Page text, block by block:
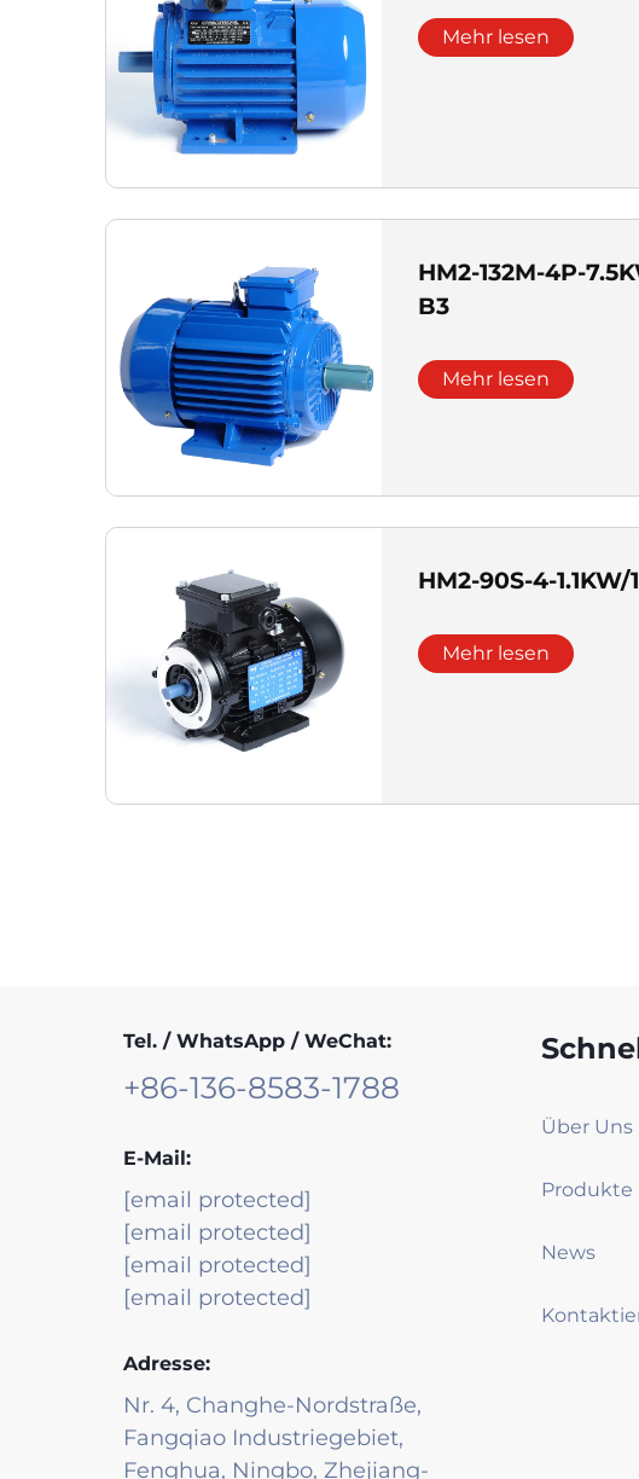
Mehr lesen
HM2-132M-4P-
B3
Mehr lesen
HM2-90S-4-1.1KW/
Mehr lesen
Tel. / WhatsApp / WeChat:
+86-136-8583-1788
E-Mail:
[email protected]
[email protected]
[email protected]
[email protected]
Adresse:
Nr. 4, Changhe-Nordstraße,
Fangqiao Industriegebiet,
Fenghua, Ningbo, Zhejiang-
Über Uns
Produkte
News